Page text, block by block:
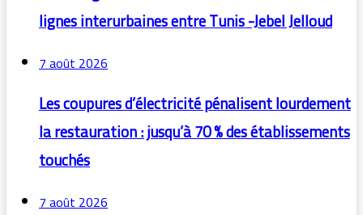
lignes interurbaines entre Tunis -Jebel Jelloud
7 août 2026
Les coupures d’électricité pénalisent lourdement
la restauration : jusqu’à 70 % des établissements
touchés
7 août 2026